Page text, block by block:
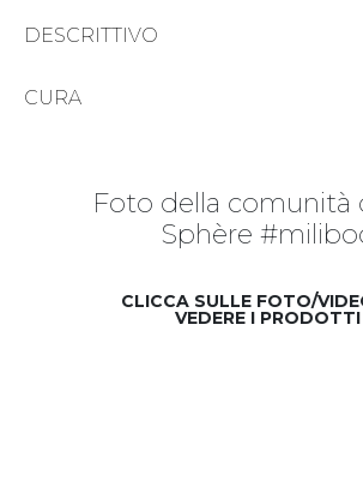
DESCRITTIVO
CURA
Foto della comunità
Sphère
CLICCA SULLE FOTO/
VEDERE I PRODOTTI